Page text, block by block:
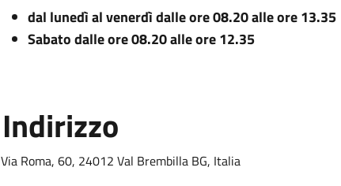
dal lunedì al venerdì dalle ore 08.20 alle ore 13.35
Sabato dalle ore 08.20 alle ore 12.35
Indirizzo
Via Roma, 60, 24012 Val Brembilla BG, Italia